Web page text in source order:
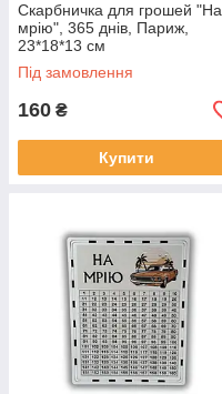
Скарбничка для грошей "На
мрію", 365 днів, Париж,
23*18*13 см
Під замовлення
160 ₴
Купити